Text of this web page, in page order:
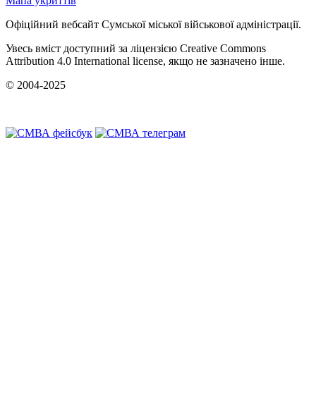
Офіційний вебсайт Сумської міської військової адміністрації.
Увесь вміст доступний за ліцензією Creative Commons
Attribution 4.0 International license, якщо не зазначено інше.
© 2004-2025